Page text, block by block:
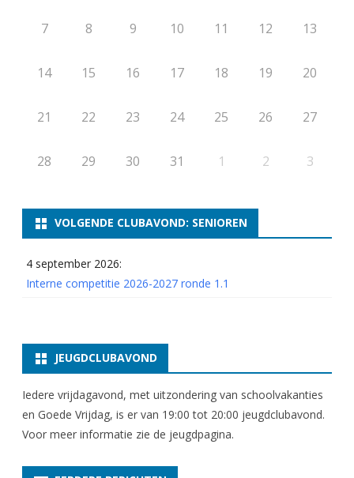
7 8 9 10 11 12 13
14 15 16 17 18 19 20
21 22 23 24 25 26 27
28 29 30 31 1 2 3
VOLGENDE CLUBAVOND: SENIOREN
4 september 2026:
Interne competitie 2026-2027 ronde 1.1
JEUGDCLUBAVOND
Iedere vrijdagavond, met uitzondering van schoolvakanties
en Goede Vrijdag, is er van 19:00 tot 20:00 jeugdclubavond.
Voor meer informatie zie de jeugdpagina.